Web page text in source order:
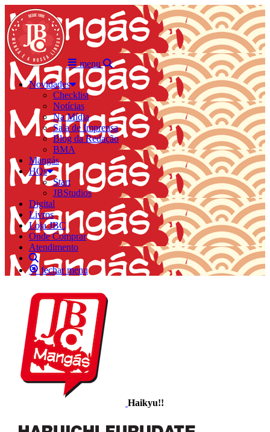
menu
Novidades
Checklist
Notícias
Na Mídia
Sala de Imprensa
Blog da Redação
BMA
Mangás
HQs
Start
JBStudios
Digital
Livros
Loja JBC
Onde Comprar
Atendimento
fechar menu
Haikyu!!